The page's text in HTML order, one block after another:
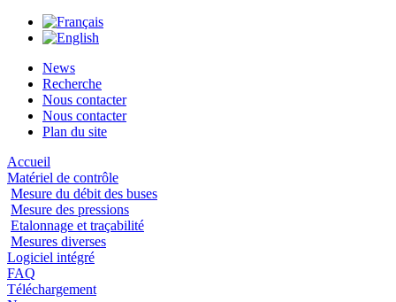
News
Recherche
Nous contacter
Nous contacter
Plan du site
Accueil
Matériel de contrôle
Mesure du débit des buses
Mesure des pressions
Etalonnage et traçabilité
Mesures diverses
Logiciel intégré
FAQ
Téléchargement